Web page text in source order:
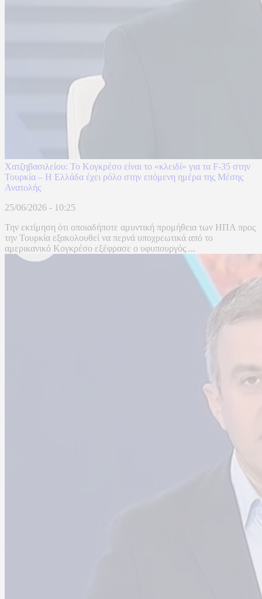
Χατζηβασιλείου: Το Κογκρέσο είναι το «κλειδί» για τα F-35 στην
Τουρκία – Η Ελλάδα έχει ρόλο στην επόμενη ημέρα της Μέσης
Ανατολής
25/06/2026 - 10:25
Την εκτίμηση ότι οποιαδήποτε αμυντική προμήθεια των ΗΠΑ προς
την Τουρκία εξακολουθεί να περνά υποχρεωτικά από το
αμερικανικό Κογκρέσο εξέφρασε ο υφυπουργός ...